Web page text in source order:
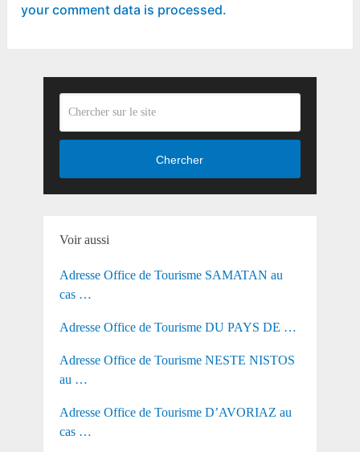
your comment data is processed.
Chercher
Voir aussi
Adresse Office de Tourisme SAMATAN au
cas …
Adresse Office de Tourisme DU PAYS DE …
Adresse Office de Tourisme NESTE NISTOS
au …
Adresse Office de Tourisme D’AVORIAZ au
cas …